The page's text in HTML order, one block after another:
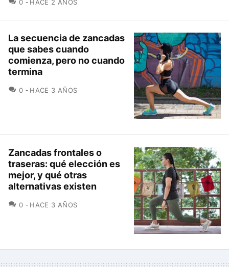
0 HACE 2 AÑOS
La secuencia de zancadas
que sabes cuando
comienza, pero no cuando
termina
0 COMENTARIOS
HACE 3 AÑOS
Zancadas frontales o
traseras: qué elección es
mejor, y qué otras
alternativas existen
0 COMENTARIOS
HACE 3 AÑOS